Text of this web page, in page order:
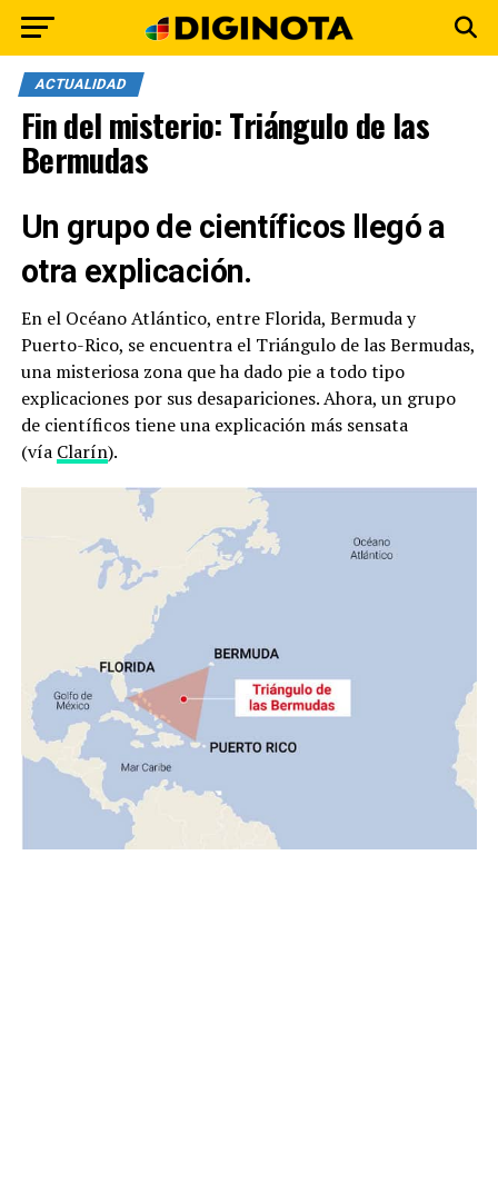
ACTUALIDAD
Fin del misterio: Triángulo de las
Bermudas
Un grupo de científicos llegó a
otra explicación.
En el Océano Atlántico, entre Florida, Bermuda y
Puerto-Rico, se encuentra el Triángulo de las Bermudas,
una misteriosa zona que ha dado pie a todo tipo
explicaciones por sus desapariciones. Ahora, un grupo
de científicos tiene una explicación más sensata
(vía Clarín).